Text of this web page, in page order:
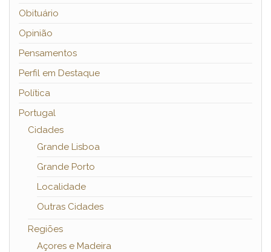
Obituário
Opinião
Pensamentos
Perfil em Destaque
Política
Portugal
Cidades
Grande Lisboa
Grande Porto
Localidade
Outras Cidades
Regiões
Açores e Madeira